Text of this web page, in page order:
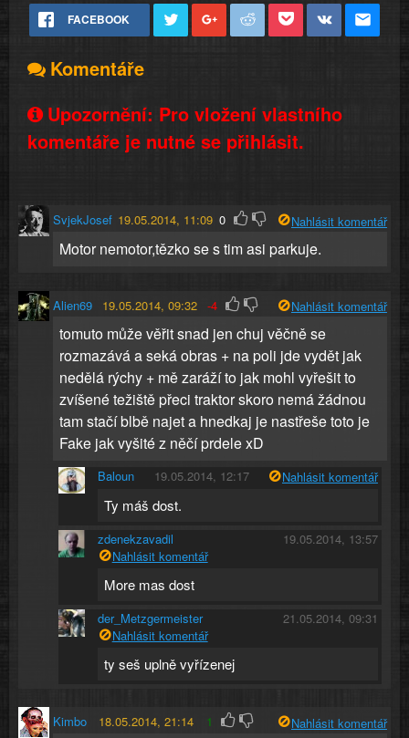
FACEBOOK
Komentáře
Upozornění: Pro vložení vlastního
komentáře je nutné se přihlásit.
SvjekJosef 19.05.2014, 11:09 0 Nahlásit komentář
Motor nemotor,tězko se s tim asi parkuje.
Alien69 19.05.2014, 09:32 -4 Nahlásit komentář
tomuto může věřit snad jen chuj věčně se
rozmazává a seká obras + na poli jde vydět jak
nedělá rýchy + mě zaráží to jak mohl vyřešit to
zvíšené težiště přeci traktor skoro nemá žádnou
tam stačí blbě najet a hnedkaj je nastřeše toto je
Fake jak vyšité z něčí prdele xD
Baloun 19.05.2014, 12:17 Nahlásit komentář
Ty máš dost.
zdenekzavadil
19.05.2014, 13:57
Nahlásit komentář
More mas dost
der_Metzgermeister
21.05.2014, 09:31
Nahlásit komentář
ty seš uplně vyřízenej
Kimbo 18.05.2014, 21:14 1 Nahlásit komentář